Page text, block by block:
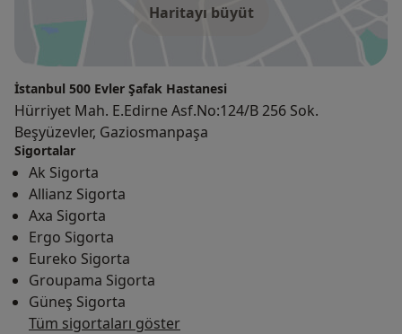
Haritayı büyüt
İstanbul 500 Evler Şafak Hastanesi
Hürriyet Mah. E.Edirne Asf.No:124/B 256 Sok.
Beşyüzevler, Gaziosmanpaşa
Sigortalar
Ak Sigorta
Allianz Sigorta
Axa Sigorta
Ergo Sigorta
Eureko Sigorta
Groupama Sigorta
Güneş Sigorta
Tüm sigortaları göster